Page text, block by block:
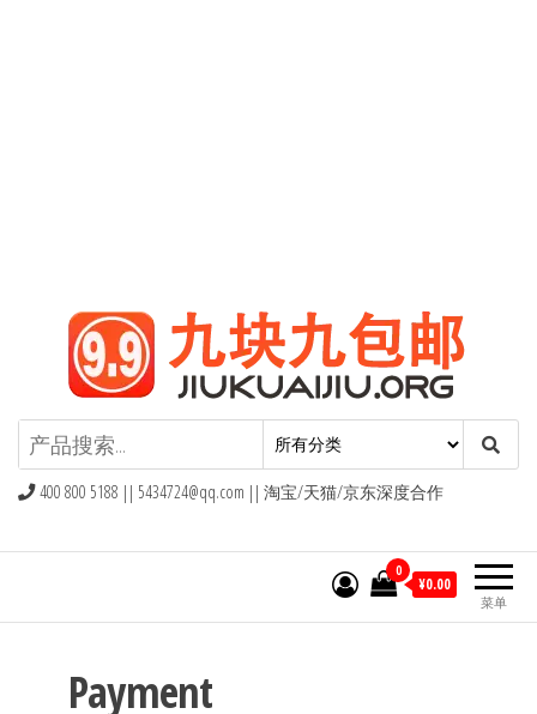
九块九包邮,9块9包邮,9.9元包邮,九
块九官网
400 800 5188 || 5434724@qq.com || 淘宝/天猫/京东深度合作
菜单
0
¥0.00
Payment